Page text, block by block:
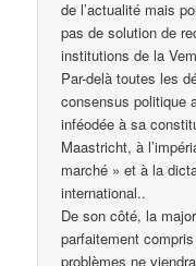
de l’actualité mais
pas de solution de
institutions de la
Par-delà toutes les
consensus politique
inféodée à sa
Maastricht, à
marché » et à la
international..
De son côté, la
parfaitement
problèmes ne